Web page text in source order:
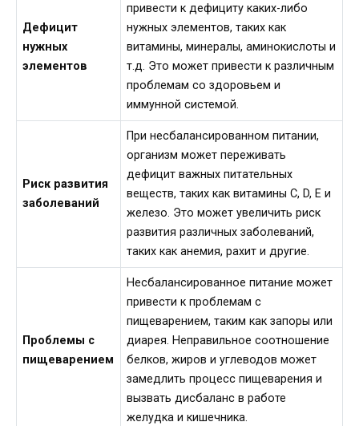
Дефицит
нужных
элементов
привести к дефициту каких-либо
нужных элементов, таких как
витамины, минералы, аминокислоты и
т.д. Это может привести к различным
проблемам со здоровьем и
иммунной системой.
Риск развития
заболеваний
При несбалансированном питании,
организм может переживать
дефицит важных питательных
веществ, таких как витамины C, D, E и
железо. Это может увеличить риск
развития различных заболеваний,
таких как анемия, рахит и другие.
Проблемы с
пищеварением
Несбалансированное питание может
привести к проблемам с
пищеварением, таким как запоры или
диарея. Неправильное соотношение
белков, жиров и углеводов может
замедлить процесс пищеварения и
вызвать дисбаланс в работе
желудка и кишечника.